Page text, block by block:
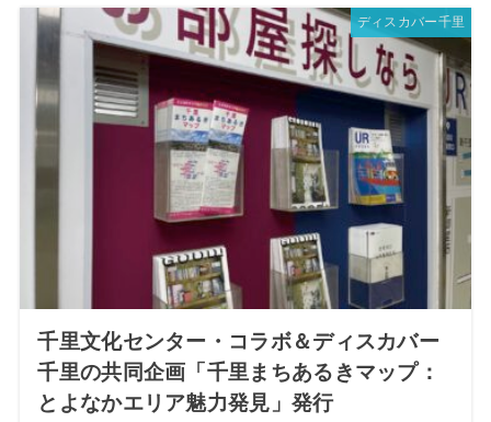
ディスカバー千里
千里文化センター・コラボ＆ディスカバー
千里の共同企画「千里まちあるきマップ：
とよなかエリア魅力発見」発行